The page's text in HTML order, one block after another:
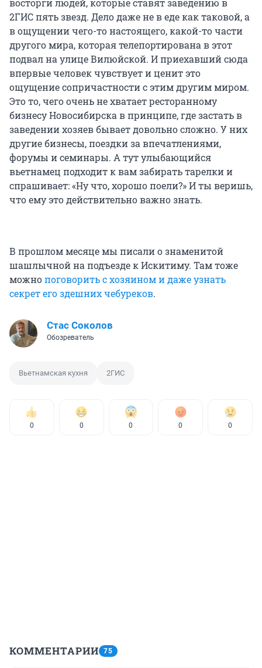
восторги людей, которые ставят заведению в
2ГИС пять звезд. Дело даже не в еде как таковой, а
в ощущении чего-то настоящего, какой-то части
другого мира, которая телепортирована в этот
подвал на улице Вилюйской. И приехавший сюда
впервые человек чувствует и ценит это
ощущение сопричастности с этим другим миром.
Это то, чего очень не хватает ресторанному
бизнесу Новосибирска в принципе, где застать в
заведении хозяев бывает довольно сложно. У них
другие бизнесы, поездки за впечатлениями,
форумы и семинары. А тут улыбающийся
вьетнамец подходит к вам забирать тарелки и
спрашивает: «Ну что, хорошо поели?» И ты веришь,
что ему это действительно важно знать.
В прошлом месяце мы писали о знаменитой
шашлычной на подъезде к Искитиму. Там тоже
можнопоговорить с хозяином и даже узнать
секрет его здешних чебуреков.
Стас Соколов
Обозреватель
Вьетнамская кухня 2ГИС
0 0 0 0 0
КОММЕНТАРИИ 75